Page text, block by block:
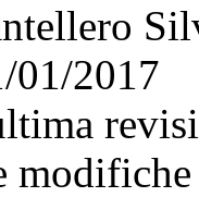
01/2017